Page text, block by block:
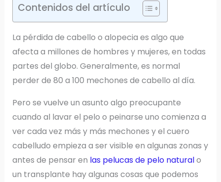
Contenidos del artículo
La pérdida de cabello o alopecia es algo que
afecta a millones de hombres y mujeres, en todas
partes del globo. Generalmente, es normal
perder de 80 a 100 mechones de cabello al día.
Pero se vuelve un asunto algo preocupante
cuando al lavar el pelo o peinarse uno comienza a
ver cada vez más y más mechones y el cuero
cabelludo empieza a ser visible en algunas zonas y
antes de pensar en las pelucas de pelo naturalo
un transplante hay algunas cosas que podemos